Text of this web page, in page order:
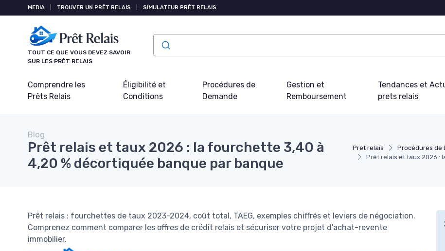
MEDIA TROUVER UN PRÊT RELAIS SIMULATEUR PRÊT RELAIS
TOUT CE QUE VOUS DEVEZ SAVOIR
SUR LES PRÊT RELAIS
Comprendre les
Prêts Relais
Éligibilité et
Conditions
Procédures de
Demande
Gestion et
Remboursement
Tendances et
prets relais
Pret relais Procédures de
Prêt relais et taux 2026 :
Blog
Prêt relais et taux 2026 : la fourchette 3,40 à
4,20 % décortiquée banque par banque
Prêt relais : fourchettes de taux 2023-2024, coût total, TAEG, exemples chiffrés et leviers de négociation.
Comprenez comment comparer les offres de crédit relais et sécuriser votre projet d’achat-revente
immobilier.
Panneau de gestion des cookies